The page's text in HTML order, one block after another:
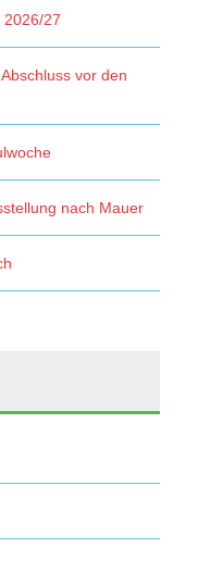
2026/27
vor den
nach Mauer